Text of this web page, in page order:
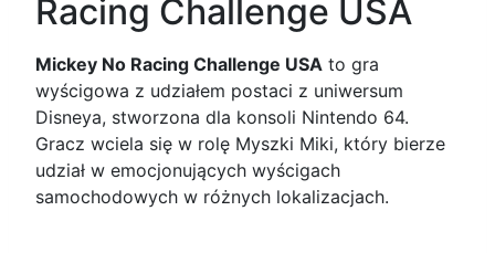
Racing Challenge USA
Mickey No Racing Challenge USA to gra
wyścigowa z udziałem postaci z uniwersum
Disneya, stworzona dla konsoli Nintendo 64.
Gracz wciela się w rolę Myszki Miki, który bierze
udział w emocjonujących wyścigach
samochodowych w różnych lokalizacjach.